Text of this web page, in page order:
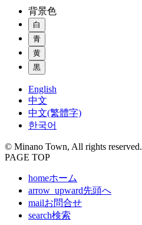
背景色
白
青
黄
黒
English
中文
中文(繁體字)
한국어
© Minano Town, All rights reserved.
PAGE TOP
homeホーム
arrow_upward先頭へ
mailお問合せ
search検索